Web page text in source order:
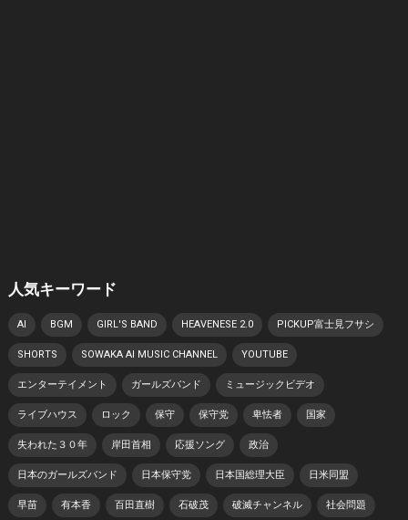
人気キーワード
AI BGM GIRL'S BAND HEAVENESE 2.0 PICKUP富士見フサシ
SHORTS SOWAKA AI MUSIC CHANNEL YOUTUBE
エンターテイメント ガールズバンド ミュージックビデオ
ライブハウス ロック 保守 保守党 卑怯者 国家
失われた３０年 岸田首相 応援ソング 政治
日本のガールズバンド 日本保守党 日本国総理大臣 日米同盟
早苗 有本香 百田直樹 石破茂 破滅チャンネル 社会問題